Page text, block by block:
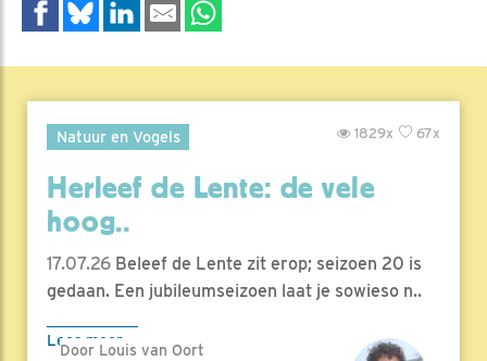
Natuur en Vogels 67x
1829x
Herleef de Lente: de vele
hoog..
17.07.26 Beleef de Lente zit erop; seizoen 20 is
gedaan. Een jubileumseizoen laat je sowieso n..
Lees meer
Door Louis van Oort